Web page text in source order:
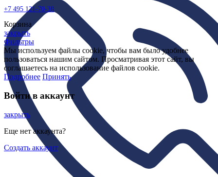
+7 495 121-70-38
Корзина
закрыть
Фильтры
Мы используем файлы cookie, чтобы вам было удобнее
пользоваться нашим сайтом. Просматривая этот сайт, вы
соглашаетесь на использование файлов cookie.
Подробнее Принять
Войти в аккаунт
закрыть
Еще нет аккаунта?
Создать аккаунт